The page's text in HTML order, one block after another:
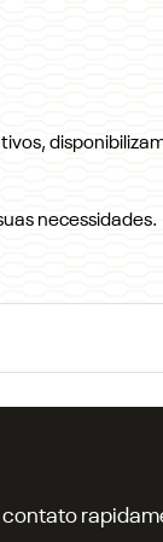
necessidades.
contato